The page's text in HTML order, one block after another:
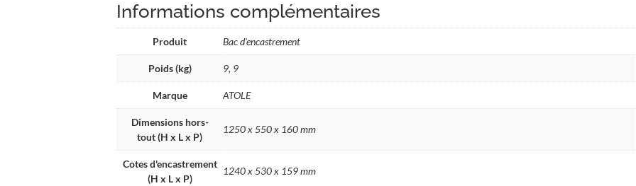
13
H.
Informations complémentaires
Produit Bac d'encastrement
Poids (kg) 9, 9
Marque ATOLE
Dimensions hors-
tout (H x L x P)
1250 x 550 x 160 mm
Cotes d'encastrement
(H x L x P)
1240 x 530 x 159 mm